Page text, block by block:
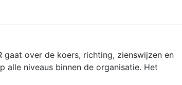
gaat over de koers, richting, zienswijzen en
niveaus binnen de organisatie. Het